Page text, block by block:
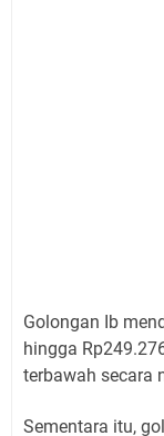
Golongan Ib
hingga
terbawah secara
Sementara itu,